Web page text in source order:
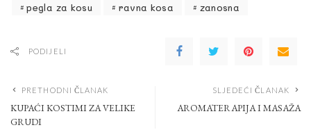
pegla za kosu
ravna kosa zanosna
PODIJELI
PRETHODNI ČLANAK
KUPAĆI KOSTIMI ZA VELIKE
GRUDI
SLJEDEĆI ČLANAK
AROMATERAPIJA I MASAŽA